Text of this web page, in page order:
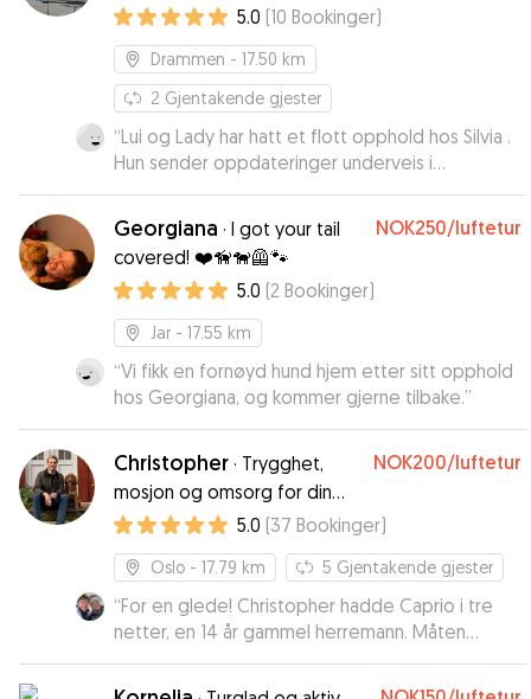
therefore our duty lies on their
welfare and protection. Be
kind
5.0 (10 Bookinger)
Drammen - 17.50 km
2 Gjentakende gjester
“Lui og Lady har hatt et flott opphold hos Silvia .
Hun sender oppdateringer underveis i
oppholdet så jeg ikke var bekymret for hvordan
de hadde det 😊 De var rolige og glade nor de
kom hjem så det er der beste tegnet på at de
har trivdes hos Silvia 😊 Hun er virkelig å anbefale
til andre 😊 ”
Georgiana · I got your tail
covered! ❤️🦮🐕‍🦺🐾
NOK250/luftetur
5.0 (2 Bookinger)
Jar - 17.55 km
“Vi fikk en fornøyd hund hjem etter sitt opphold
hos Georgiana, og kommer gjerne tilbake.”
Christopher · Trygghet,
mosjon og omsorg for din
firbente venn
NOK200/luftetur
5.0 (37 Bookinger)
Oslo - 17.79 km 5 Gjentakende gjester
“For en glede! Christopher hadde Caprio i tre
netter, en 14 år gammel herremann. Måten
Christopher oppdaterte meg, og vår
kommunikasjon i forkant av oppholdet har gjort